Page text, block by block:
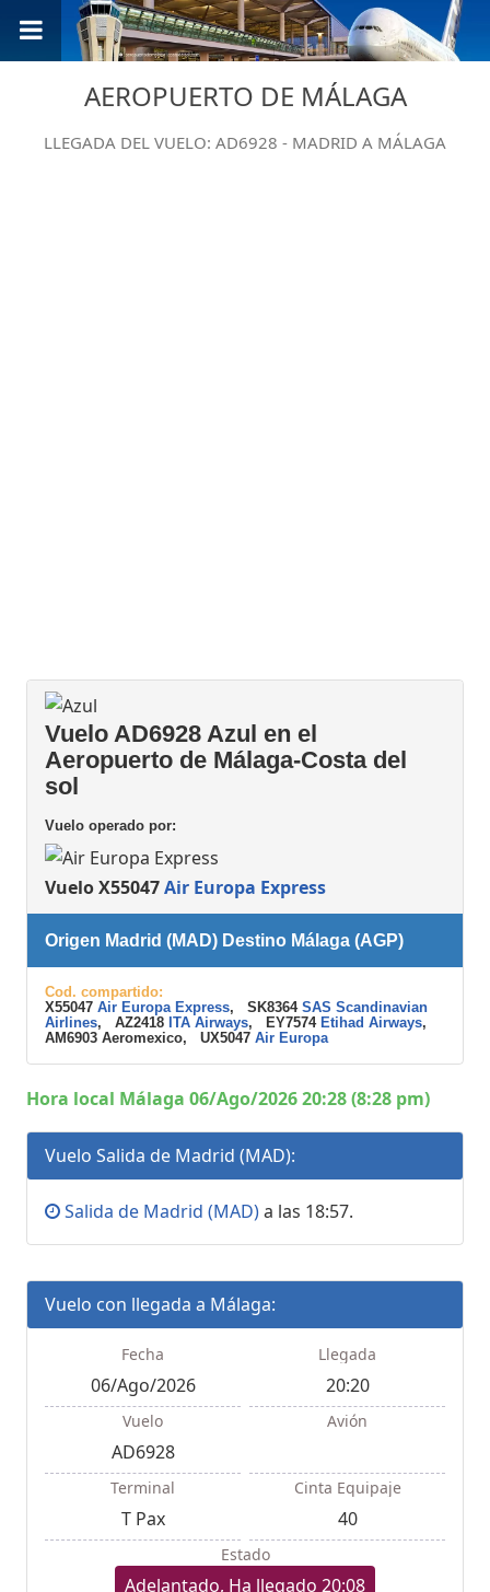
AEROPUERTO DE MÁLAGA
LLEGADA DEL VUELO: AD6928 - MADRID A MÁLAGA
Vuelo AD6928 Azul en el
Aeropuerto de Málaga-Costa del
sol
Vuelo operado por:
Vuelo X55047Air Europa Express
Origen Madrid (MAD) Destino Málaga (AGP)
Cod. compartido:
X55047 Air Europa Express, SK8364 SAS Scandinavian
Airlines, AZ2418 ITA Airways, EY7574 Etihad Airways,
AM6903 Aeromexico, UX5047 Air Europa
Hora local Málaga 06/Ago/2026 20:28 (8:28 pm)
Vuelo Salida de Madrid (MAD):
Salida de Madrid (MAD)a las 18:57.
Vuelo con llegada a Málaga:
Fecha
06/Ago/2026
Llegada
20:20
Vuelo
AD6928
Avión
Terminal
T Pax
Cinta Equipaje
40
Estado
Adelantado, Ha llegado 20:08